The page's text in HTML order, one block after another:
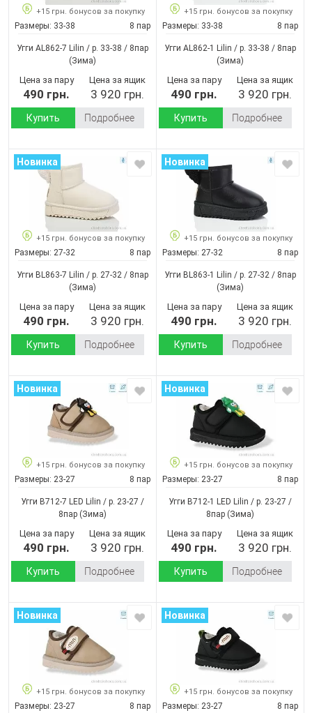
+15 грн. бонусов за покупку
Размеры: 33-38 8 пар
Угги AL862-7 Lilin / p. 33-38 / 8пар
(Зима)
Цена за пару
490 грн.
Цена за ящик
3 920 грн.
Купить Подробнее
+15 грн. бонусов за покупку
Размеры: 33-38 8 пар
Угги AL862-1 Lilin / p. 33-38 / 8пар
(Зима)
Цена за пару
490 грн.
Цена за ящик
3 920 грн.
Купить Подробнее
Новинка
+15 грн. бонусов за покупку
Размеры: 27-32 8 пар
Угги BL863-7 Lilin / p. 27-32 / 8пар
(Зима)
Цена за пару
490 грн.
Цена за ящик
3 920 грн.
Купить Подробнее
Новинка
+15 грн. бонусов за покупку
Размеры: 27-32 8 пар
Угги BL863-1 Lilin / p. 27-32 / 8пар
(Зима)
Цена за пару
490 грн.
Цена за ящик
3 920 грн.
Купить Подробнее
Новинка
+15 грн. бонусов за покупку
Размеры: 23-27 8 пар
Угги B712-7 LED Lilin / p. 23-27 /
8пар (Зима)
Цена за пару
490 грн.
Цена за ящик
3 920 грн.
Купить Подробнее
Новинка
+15 грн. бонусов за покупку
Размеры: 23-27 8 пар
Угги B712-1 LED Lilin / p. 23-27 /
8пар (Зима)
Цена за пару
490 грн.
Цена за ящик
3 920 грн.
Купить Подробнее
Новинка
+15 грн. бонусов за покупку
Размеры: 23-27 8 пар
Новинка
+15 грн. бонусов за покупку
Размеры: 23-27 8 пар